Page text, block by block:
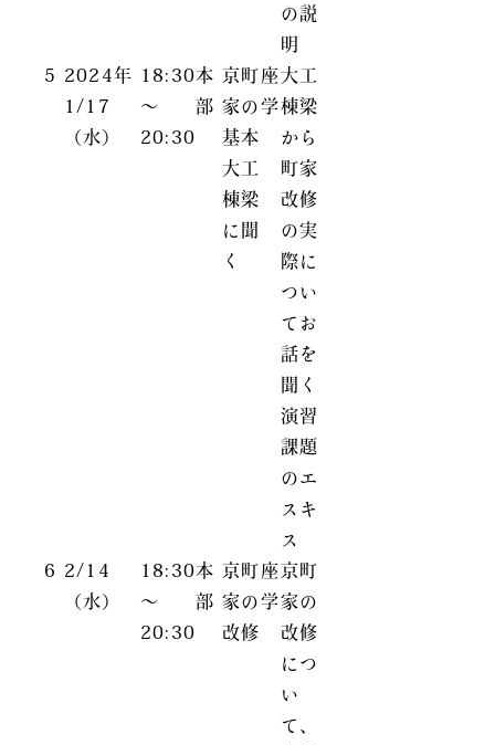
の説
明
5
2024年
1/17
（水）
18:30
～
20:30
本
部
京町
家の
基本
大工
棟梁
に聞
く
座
学
大工
棟梁
から
町家
改修
の実
際に
つい
てお
話を
聞く
演習
課題
のエ
スキ
ス
6
2/14
（水）
18:30
～
20:30
本
部
京町
家の
改修
座
学
京町
家の
改修
につ
い
て、